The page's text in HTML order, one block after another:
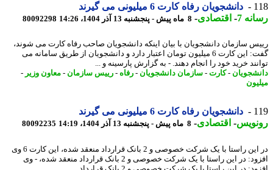
دانشجویان رفاه کارت 6 میلیونی می گیرند
7
-اقتصادی-8 ماه پیش - پنجشنبه 13 آذر 1404، 14:26 80092298
سازمان دانشجویان با بیان اینکه دانشجویان صاحب رفاه کارت می شوند،
گفت: این کارت 6 میلیون تومان اعتبار دارد و دانشجویان از طریق سامانه می
خرید خود را انجام دهند. - به گزارش پارسینه و ...
-کارت- سازمان دانشجویان-رفاه -رییس سازمان -معاون وزیر -
دانشجویان رفاه کارت 6 میلیونی می گیرند
-اقتصادی-8 ماه پیش - پنجشنبه 13 آذر 1404، 14:19 80092235
در این راستا با یک شرکت خصوصی و 2 بانک قرارداد منعقد شده، این کارت 6 وی
افزود: در این راستا با یک شرکت خصوصی و 2 بانک قرارداد منعقد شده، - وی